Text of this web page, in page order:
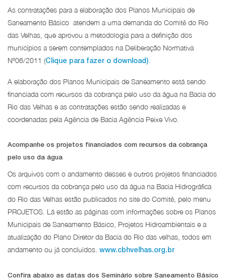
As contratações para a elaboração dos Planos Municipais de
Saneamento Básico atendem a uma demanda do Comitê do Rio
das Velhas, que aprovou a metodologia para a definição dos
municípios a serem contemplados na Deliberação Normativa
Nº06/2011 (Clique para fazer o download)
A elaboração dos Planos Municipais de Saneamento está sendo
financiada com recursos da cobrança pelo uso da água na Bacia do
Rio das Velhas e as contratações estão sendo realizadas e
coordenadas pela Agência de Bacia Agência Peixe Vivo.
Acompanhe os projetos financiados com recursos da cobrança
pelo uso da água
Os arquivos com o andamento desses e outros projetos financiados
com recursos da cobrança pelo uso da água na Bacia Hidrográfica
do Rio das Velhas estão publicados no site do Comitê, pelo menu
PROJETOS. Lá estão as páginas com informações sobre os Planos
Municipais de Saneamento Básico, Projetos Hidroambientais e a
atualização do Plano Diretor da Bacia do Rio das velhas, todos em
andamento ou já concluídos. www.cbhvelhas.org.br
Confira abaixo as datas dos Seminário sobre Saneamento Básico